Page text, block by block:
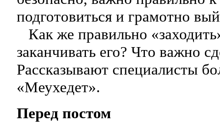
подготовиться и грамотно
Как же правильно
заканчивать его? Что важно
Рассказывают специалисты
«Меухедет».
Перед постом